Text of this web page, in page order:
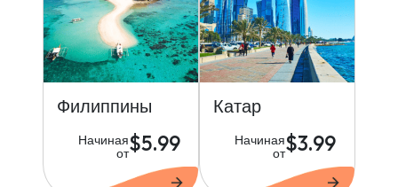
Филиппины
Начиная
от$5.99
Катар
Начиная
от$3.99